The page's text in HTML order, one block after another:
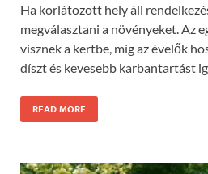
Ha korlátozott hely áll
megválasztani a növényeket. Az
visznek a kertbe, míg az évelők
díszt és kevesebb karbantartást
READ MORE